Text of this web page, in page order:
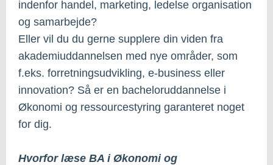
indenfor handel, marketing, ledelse organisation
og samarbejde?
Eller vil du du gerne supplere din viden fra
akademiuddannelsen med nye områder, som
f.eks. forretningsudvikling, e-business eller
innovation? Så er en bacheloruddannelse i
Økonomi og ressourcestyring garanteret noget
for dig.
Hvorfor læse BA i Økonomi og